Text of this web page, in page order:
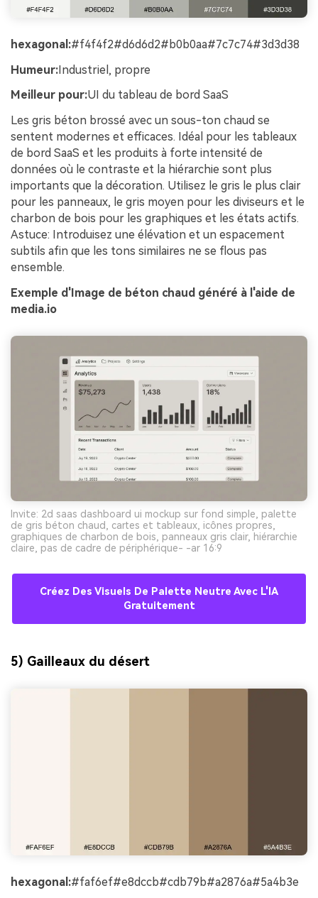
hexagonal:#f4f4f2#d6d6d2#b0b0aa#7c7c74#3d3d38
Humeur:Industriel, propre
Meilleur pour:UI du tableau de bord SaaS
Les gris béton brossé avec un sous-ton chaud se
sentent modernes et efficaces. Idéal pour les tableaux
de bord SaaS et les produits à forte intensité de
données où le contraste et la hiérarchie sont plus
importants que la décoration. Utilisez le gris le plus clair
pour les panneaux, le gris moyen pour les diviseurs et le
charbon de bois pour les graphiques et les états actifs.
Astuce: Introduisez une élévation et un espacement
subtils afin que les tons similaires ne se flous pas
ensemble.
Exemple d'Image de béton chaud généré à l'aide de
media.io
Invite: 2d saas dashboard ui mockup sur fond simple, palette
de gris béton chaud, cartes et tableaux, icônes propres,
graphiques de charbon de bois, panneaux gris clair, hiérarchie
claire, pas de cadre de périphérique- -ar 16:9
Créez Des Visuels De Palette Neutre Avec L'IA
Gratuitement
5) Gailleaux du désert
hexagonal:#faf6ef#e8dccb#cdb79b#a2876a#5a4b3e